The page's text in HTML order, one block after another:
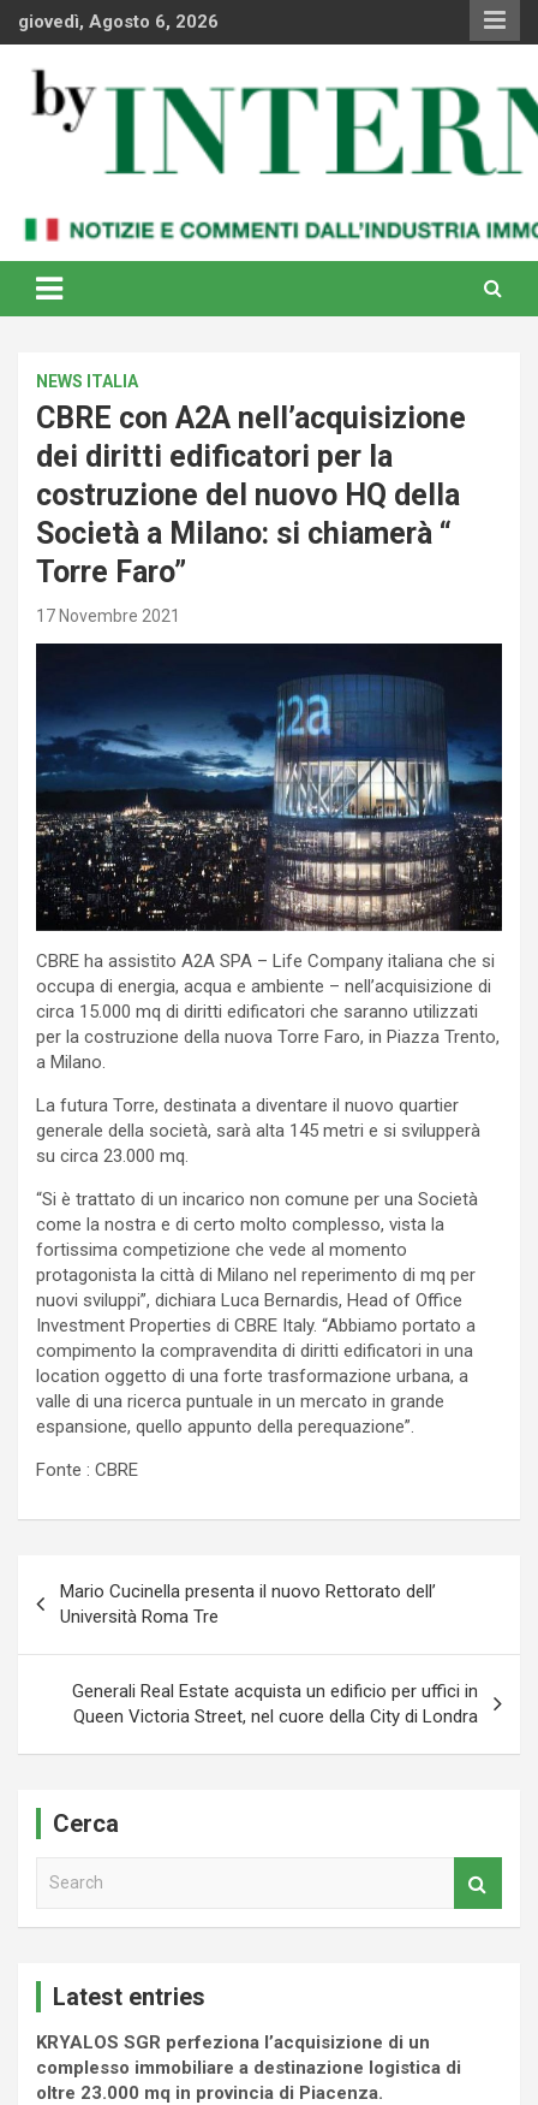
Skipgiovedì, Agosto 6, 2026
By Internews
internazionale
NEWS ITALIA
CBRE con A2A nell’acquisizione
dei diritti edificatori per la
costruzione del nuovo HQ della
Società a Milano: si chiamerà “
Torre Faro”
17 Novembre 2021
CBRE ha assistito A2A SPA – Life Company italiana che si
occupa di energia, acqua e ambiente – nell’acquisizione di
circa 15.000 mq di diritti edificatori che saranno utilizzati
per la costruzione della nuova Torre Faro, in Piazza Trento,
a Milano.
La futura Torre, destinata a diventare il nuovo quartier
generale della società, sarà alta 145 metri e si svilupperà
su circa 23.000 mq.
“Si è trattato di un incarico non comune per una Società
come la nostra e di certo molto complesso, vista la
fortissima competizione che vede al momento
protagonista la città di Milano nel reperimento di mq per
nuovi sviluppi”, dichiara Luca Bernardis, Head of Office
Investment Properties di CBRE Italy. “Abbiamo portato a
compimento la compravendita di diritti edificatori in una
location oggetto di una forte trasformazione urbana, a
valle di una ricerca puntuale in un mercato in grande
espansione, quello appunto della perequazione”.
Fonte : CBRE
articoli
Mario Cucinella presenta il nuovo Rettorato dell’
Università Roma Tre
Generali Real Estate acquista un edificio per uffici in
Queen Victoria Street, nel cuore della City di Londra
Cerca
Latest entries
KRYALOS SGR perfeziona l’acquisizione di un
complesso immobiliare a destinazione logistica di
oltre 23.000 mq in provincia di Piacenza.